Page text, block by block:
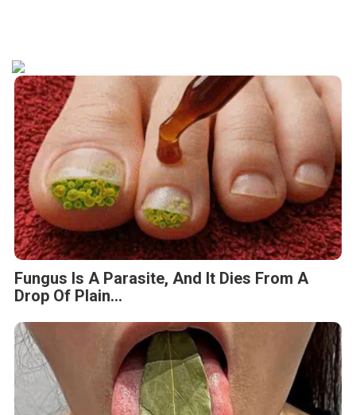
Fungus Is A Parasite, And It Dies From A
Drop Of Plain...